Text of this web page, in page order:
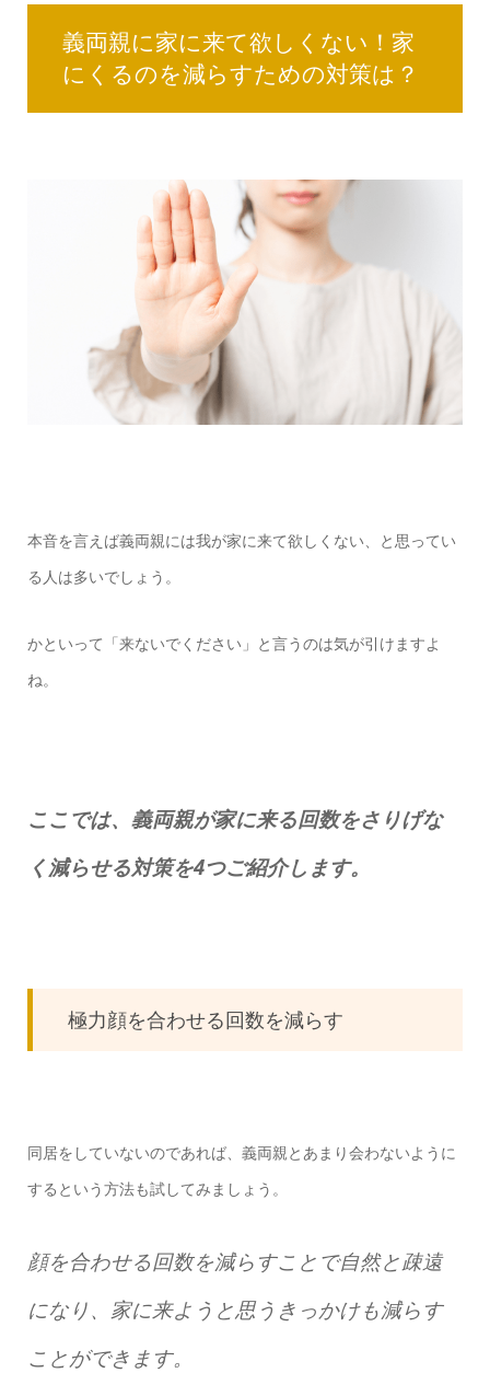
義両親に家に来て欲しくない！家
にくるのを減らすための対策は？
本音を言えば義両親には我が家に来て欲しくない、と思ってい
る人は多いでしょう。
かといって「来ないでください」と言うのは気が引けますよ
ね。
ここでは、義両親が家に来る回数をさりげな
く減らせる対策を4つご紹介します。
極力顔を合わせる回数を減らす
同居をしていないのであれば、義両親とあまり会わないように
するという方法も試してみましょう。
顔を合わせる回数を減らすことで自然と疎遠
になり、家に来ようと思うきっかけも減らす
ことができます。